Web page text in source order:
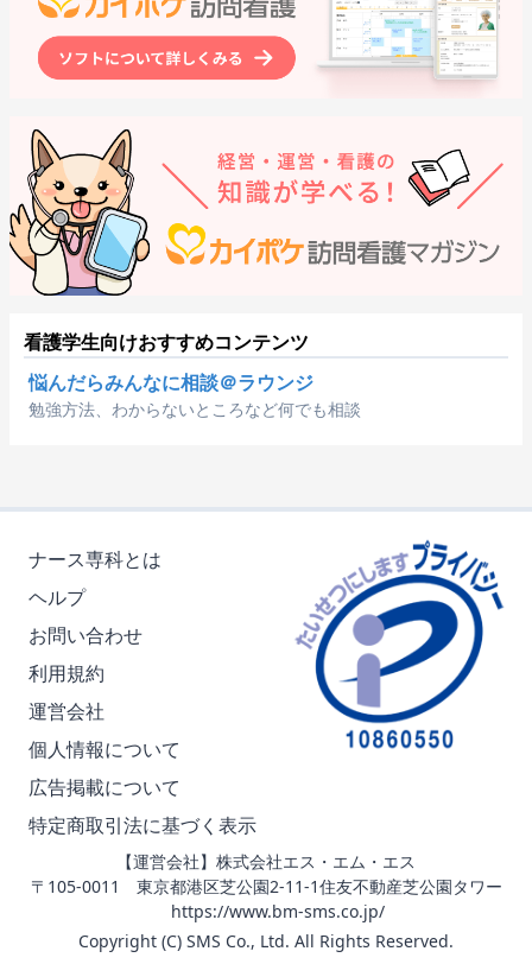
看護学生向けおすすめコンテンツ
悩んだらみんなに相談＠ラウンジ
勉強方法、わからないところなど何でも相談
ナース専科とは
ヘルプ
お問い合わせ
利用規約
運営会社
個人情報について
広告掲載について
特定商取引法に基づく表示
【運営会社】株式会社エス・エム・エス
〒105-0011 東京都港区芝公園2-11-1住友不動産芝公園タワー
https://www.bm-sms.co.jp/
Copyright (C) SMS Co., Ltd. All Rights Reserved.